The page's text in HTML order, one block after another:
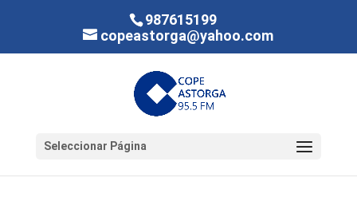
987615199
copeastorga@yahoo.com
Seleccionar Página